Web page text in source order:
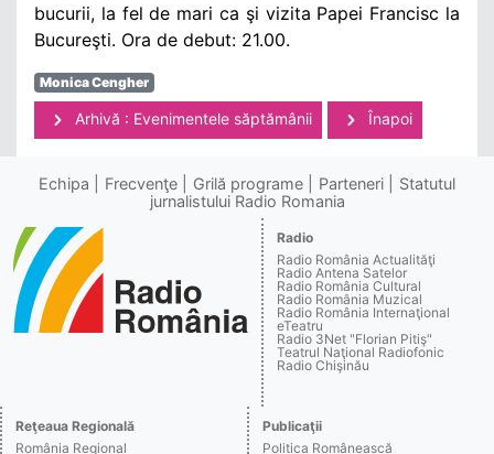
bucurii, la fel de mari ca şi vizita Papei Francisc la
Bucureşti. Ora de debut: 21.00.
Monica Cengher
Arhivă : Evenimentele săptămânii Înapoi
Echipa Frecvenţe Grilă programe Parteneri
Statutul
jurnalistului Radio Romania
Radio
Radio România Actualităţi
Radio Antena Satelor
Radio România Cultural
Radio România Muzical
Radio România Internaţional
eTeatru
Radio 3Net "Florian Pitiş"
Teatrul Naţional Radiofonic
Radio Chişinău
Reţeaua Regională
România Regional
Publicaţii
Politica Românească